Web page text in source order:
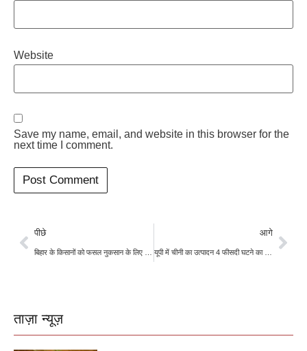
Website
Save my name, email, and website in this browser for the
next time I comment.
पीछे आगे
ताज़ा न्यूज़